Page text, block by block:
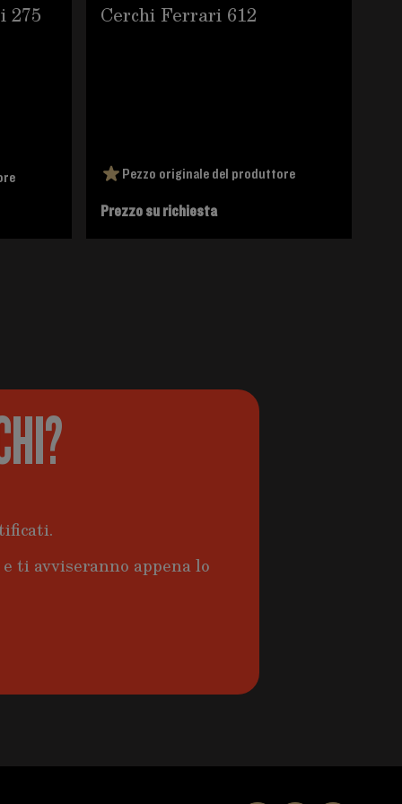
275 Cerchi Ferrari 612
Pezzo originale del produttore
Prezzo su richiesta
ti avviseranno appena lo